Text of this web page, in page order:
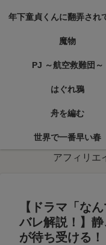
年下童貞くんに翻弄され
魔物
PJ ～航空救難団～
はぐれ鴉
舟を編む
世界で一番早い春
アフィリエ
【ドラマ「な
バレ解説！】
が待ち受ける！